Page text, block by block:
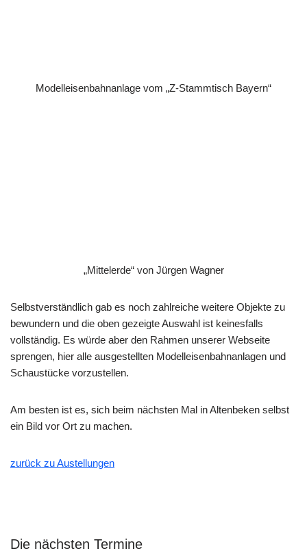
Modelleisenbahnanlage vom „Z-Stammtisch Bayern“
„Mittelerde“ von Jürgen Wagner
Selbstverständlich gab es noch zahlreiche weitere Objekte zu
bewundern und die oben gezeigte Auswahl ist keinesfalls
vollständig. Es würde aber den Rahmen unserer Webseite
sprengen, hier alle ausgestellten Modelleisenbahnanlagen und
Schaustücke vorzustellen.
Am besten ist es, sich beim nächsten Mal in Altenbeken selbst
ein Bild vor Ort zu machen.
zurück zu Austellungen
Die nächsten Termine